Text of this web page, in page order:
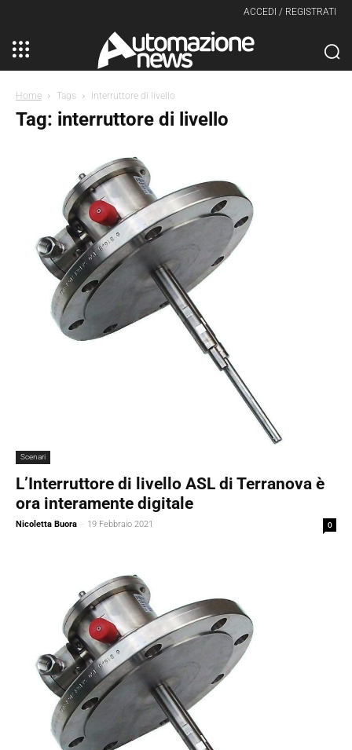
ACCEDI / REGISTRATI
Home Tags Interruttore di livello
Tag: interruttore di livello
Scenari
L’Interruttore di livello ASL di Terranova è
ora interamente digitale
Nicoletta Buora - 19 Febbraio 2021 0